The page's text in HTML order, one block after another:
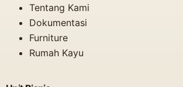
Tentang Kami
Dokumentasi
Furniture
Rumah Kayu